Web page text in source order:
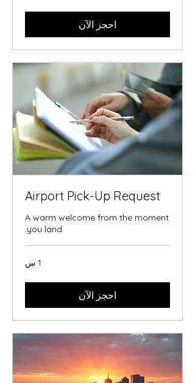
احجز الآن
Airport Pick-Up Request
A warm welcome from the moment
you land.
1 س
احجز الآن